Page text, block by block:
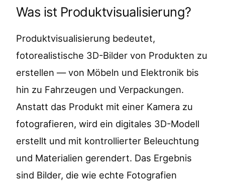
Was ist Produktvisualisierung?
Produktvisualisierung bedeutet,
fotorealistische 3D-Bilder von Produkten zu
erstellen — von Möbeln und Elektronik bis
hin zu Fahrzeugen und Verpackungen.
Anstatt das Produkt mit einer Kamera zu
fotografieren, wird ein digitales 3D-Modell
erstellt und mit kontrollierter Beleuchtung
und Materialien gerendert. Das Ergebnis
sind Bilder, die wie echte Fotografien